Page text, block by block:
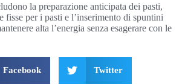
la preparazione anticipata dei pasti,
fisse per i pasti e l’inserimento di spuntini
alta l’energia senza esagerare con le
Facebook Twitter